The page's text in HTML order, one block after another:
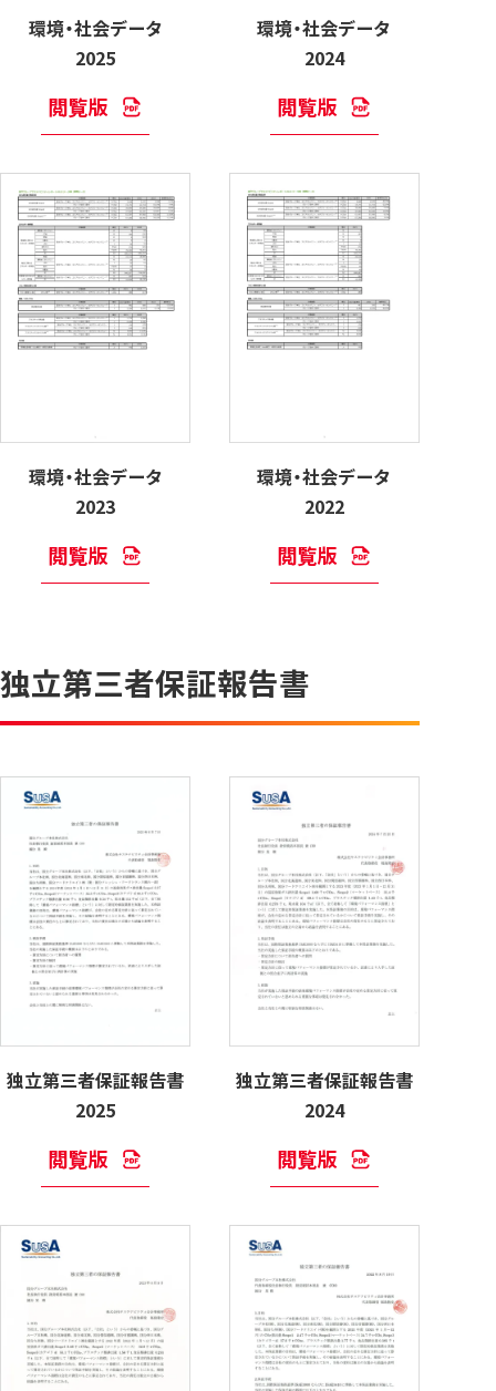
環境・社会データ
2025
閲覧版
環境・社会データ
2024
閲覧版
環境・社会データ
2023
閲覧版
環境・社会データ
2022
閲覧版
独立第三者保証報告書
独立第三者保証報告書
2025
閲覧版
独立第三者保証報告書
2024
閲覧版